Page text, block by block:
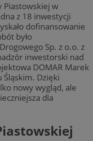
Piastowskiej w
z 18 inwestycji
dofinansowanie
było
Sp. z o.o. z
inwestorski nad
DOMAR Marek
Śląskim. Dzięki
nowy wygląd, ale
dla